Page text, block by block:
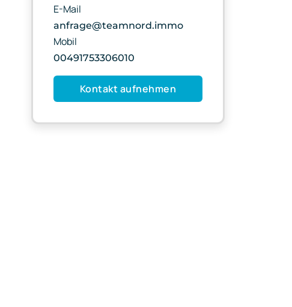
E-Mail
anfrage@teamnord.immo
Mobil
00491753306010
Kontakt aufnehmen